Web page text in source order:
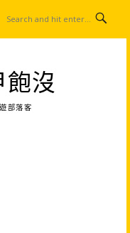
沒
部落客